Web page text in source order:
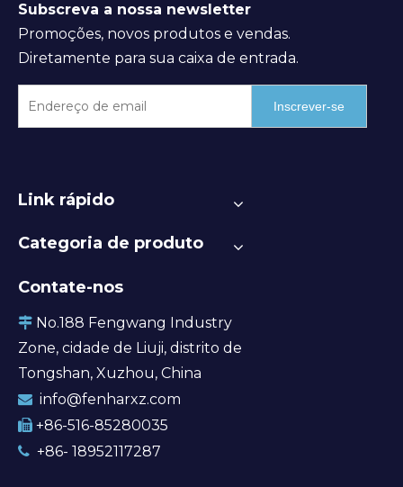
Subscreva a nossa newsletter
Promoções, novos produtos e vendas.
Diretamente para sua caixa de entrada.
Inscrever-se
Link rápido
Categoria de produto
Contate-nos
 No.188 Fengwang Industry
Zone, cidade de Liuji, distrito de
Tongshan, Xuzhou, China
 info@fenharxz.com
 +86-516-85280035
 +86- 18952117287